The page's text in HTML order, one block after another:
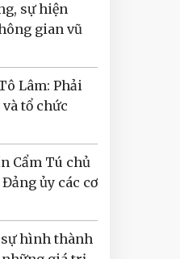
sự hiện
gian vũ
Lâm: Phải
tổ chức
Cẩm Tú chủ
ủy các cơ
sự hình thành